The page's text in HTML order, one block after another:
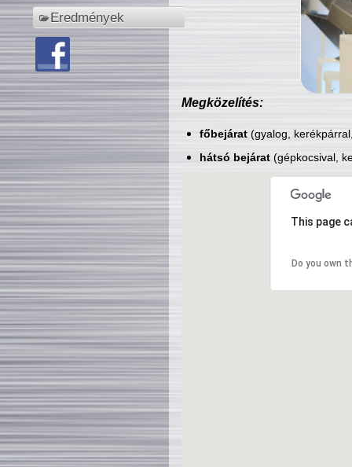
Eredmények
Megközelítés:
főbejárat(gyalog,
hátsó bejárat(gépkocsival,
This page
Do you own